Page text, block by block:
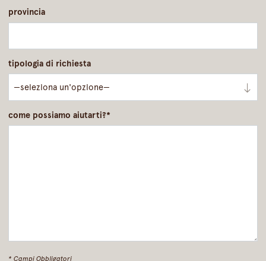
provincia
tipologia di richiesta
come possiamo aiutarti?*
* Campi Obbligatori